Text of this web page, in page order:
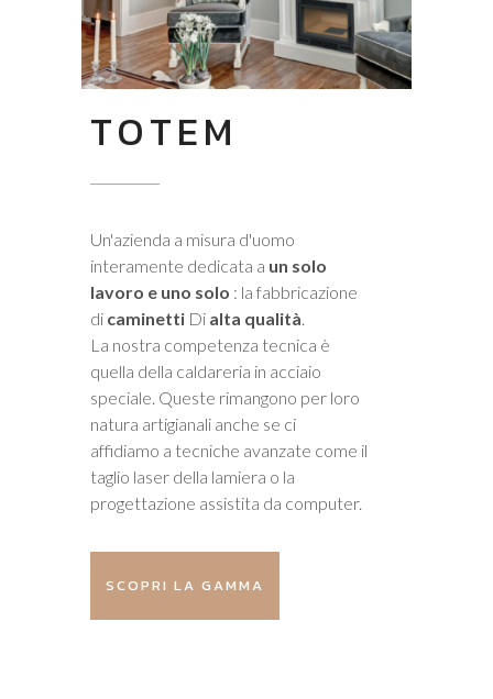
TOTEM
Un'azienda a misura d'uomo
interamente dedicata a un solo
lavoro e uno solo : la fabbricazione
di caminetti Di alta qualità.
La nostra competenza tecnica è
quella della caldareria in acciaio
speciale. Queste rimangono per loro
natura artigianali anche se ci
affidiamo a tecniche avanzate come il
taglio laser della lamiera o la
progettazione assistita da computer.
SCOPRI LA GAMMA